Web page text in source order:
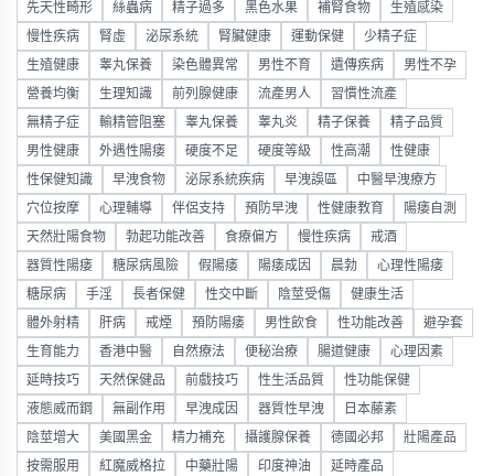
先天性畸形 絲蟲病 精子過多 黑色水果 補腎食物 生殖感染
慢性疾病 腎虛 泌尿系統 腎臟健康 運動保健 少精子症
生殖健康 睾丸保養 染色體異常 男性不育 遺傳疾病 男性不孕
營養均衡 生理知識 前列腺健康 流產男人 習慣性流產
無精子症 輸精管阻塞 睾丸保養 睾丸炎 精子保養 精子品質
男性健康 外遇性陽痿 硬度不足 硬度等級 性高潮 性健康
性保健知識 早洩食物 泌尿系統疾病 早洩誤區 中醫早洩療方
穴位按摩 心理輔導 伴侶支持 預防早洩 性健康教育 陽痿自測
天然壯陽食物 勃起功能改善 食療偏方 慢性疾病 戒酒
器質性陽痿 糖尿病風險 假陽痿 陽痿成因 晨勃 心理性陽痿
糖尿病 手淫 長者保健 性交中斷 陰莖受傷 健康生活
體外射精 肝病 戒煙 預防陽痿 男性飲食 性功能改善 避孕套
生育能力 香港中醫 自然療法 便秘治療 腸道健康 心理因素
延時技巧 天然保健品 前戲技巧 性生活品質 性功能保健
液態威而鋼 無副作用 早洩成因 器質性早洩 日本藤素
陰莖增大 美國黑金 精力補充 攝護腺保養 德國必邦 壯陽產品
按需服用 紅魔威格拉 中藥壯陽 印度神油 延時產品